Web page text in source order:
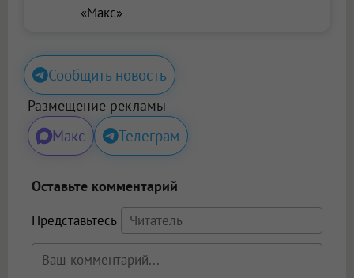
«Макс»
Сообщить новость
Размещение рекламы
Макс Телеграм
Оставьте комментарий
Представьтесь